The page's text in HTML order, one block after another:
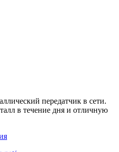
передатчик в сети.
в течение дня и отличную